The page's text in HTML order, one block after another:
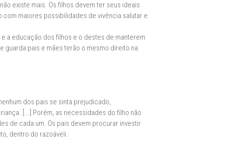
existe mais. Os filhos devem ter seus ideais
maiores possibilidades de vivência salutar e
a educação dos filhos e o destes de manterem
guarda pais e mães terão o mesmo direito na
dos pais se sinta prejudicado,
[...] Porém, as necessidades do filho não
de cada um. Os pais devem procurar investir
dentro do razoáveli.